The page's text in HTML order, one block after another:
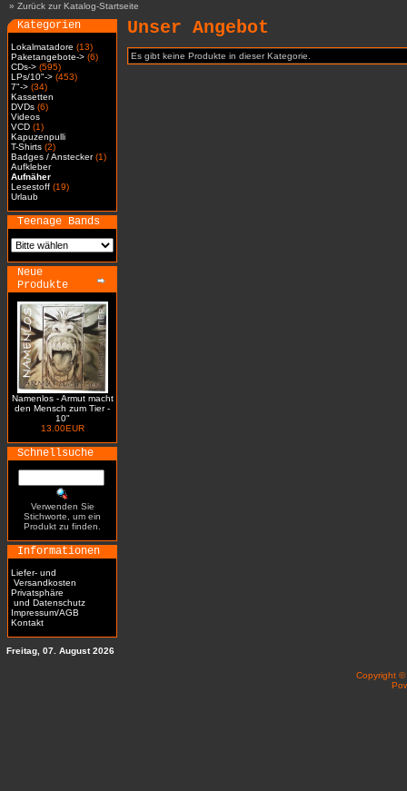
» Zurück zur Katalog-Startseite
Kategorien
Lokalmatadore (13)
Paketangebote-> (6)
CDs-> (595)
LPs/10"-> (453)
7"-> (34)
Kassetten
DVDs (6)
Videos
VCD (1)
Kapuzenpulli
T-Shirts (2)
Badges / Anstecker(1)
Aufkleber
Aufnäher
Lesestoff (19)
Urlaub
Teenage Bands
Neue
Produkte
Namenlos - Armut macht
den Mensch zum Tier -
10"
13.00EUR
Schnellsuche
Verwenden Sie
Stichworte, um ein
Produkt zu finden.
Informationen
Liefer- und
Versandkosten
Privatsphäre
und Datenschutz
Impressum/AGB
Kontakt
Unser Angebot
Es gibt keine Produkte in dieser Kategorie.
Freitag, 07. August 2026
Copyright